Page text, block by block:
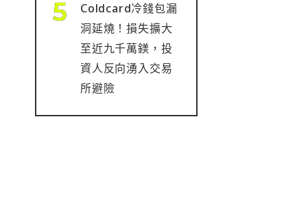
Coldcard冷錢包漏
洞延燒！損失擴大
至近九千萬鎂，投
資人反向湧入交易
所避險